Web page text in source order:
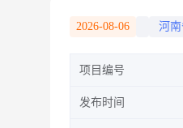
2026-08-06 河南
项目编号
发布时间